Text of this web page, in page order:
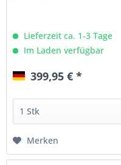
Lieferzeit ca. 1-3 Tage
Im Laden verfügbar
399,95 € *
Merken